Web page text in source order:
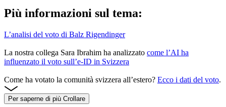
Più informazioni sul tema:
L’analisi del voto di Balz Rigendinger
La nostra collega Sara Ibrahim ha analizzato come l’AI ha
influenzato il voto sull’e-ID in Svizzera
Come ha votato la comunità svizzera all’estero? Ecco i dati del voto.
Per saperne di più Crollare